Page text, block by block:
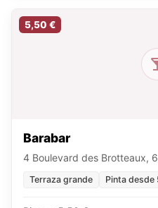
5,50 €
Barabar
4 Boulevard des Brotteaux,
Terraza grande Pinta desde